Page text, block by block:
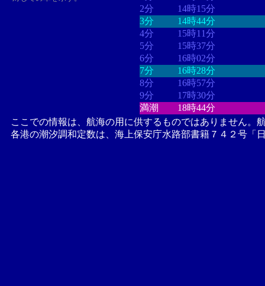
2分
14時15分
3分
14時44分
4分
15時11分
5分
15時37分
6分
16時02分
7分
16時28分
8分
16時57分
9分
17時30分
満潮
18時44分
ここでの情報は、航海の用に供するものではありません。
各港の潮汐調和定数は、海上保安庁水路部書籍７４２号「